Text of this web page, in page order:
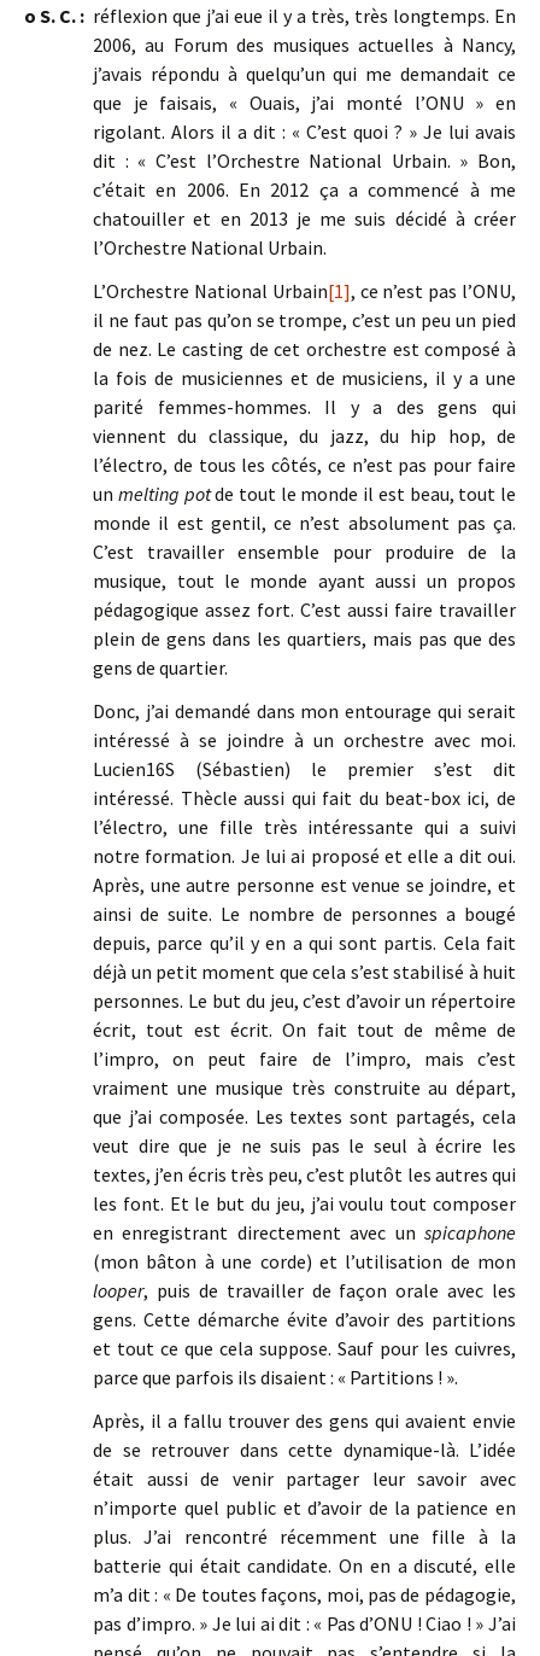
o S. C. : réflexion que j’ai eue il y a très, très longtemps. En
2006, au Forum des musiques actuelles à Nancy,
j’avais répondu à quelqu’un qui me demandait ce
que je faisais, « Ouais, j’ai monté l’ONU » en
rigolant. Alors il a dit : « C’est quoi ? » Je lui avais
dit : « C’est l’Orchestre National Urbain. » Bon,
c’était en 2006. En 2012 ça a commencé à me
chatouiller et en 2013 je me suis décidé à créer
l’Orchestre National Urbain.
L’Orchestre National Urbain[1], ce n’est pas l’ONU,
il ne faut pas qu’on se trompe, c’est un peu un pied
de nez. Le casting de cet orchestre est composé à
la fois de musiciennes et de musiciens, il y a une
parité femmes-hommes. Il y a des gens qui
viennent du classique, du jazz, du hip hop, de
l’électro, de tous les côtés, ce n’est pas pour faire
un melting potde tout le monde il est beau, tout le
monde il est gentil, ce n’est absolument pas ça.
C’est travailler ensemble pour produire de la
musique, tout le monde ayant aussi un propos
pédagogique assez fort. C’est aussi faire travailler
plein de gens dans les quartiers, mais pas que des
gens de quartier.
Donc, j’ai demandé dans mon entourage qui serait
intéressé à se joindre à un orchestre avec moi.
Lucien16S (Sébastien) le premier s’est dit
intéressé. Thècle aussi qui fait du beat-box ici, de
l’électro, une fille très intéressante qui a suivi
notre formation. Je lui ai proposé et elle a dit oui.
Après, une autre personne est venue se joindre, et
ainsi de suite. Le nombre de personnes a bougé
depuis, parce qu’il y en a qui sont partis. Cela fait
déjà un petit moment que cela s’est stabilisé à huit
personnes. Le but du jeu, c’est d’avoir un répertoire
écrit, tout est écrit. On fait tout de même de
l’impro, on peut faire de l’impro, mais c’est
vraiment une musique très construite au départ,
que j’ai composée. Les textes sont partagés, cela
veut dire que je ne suis pas le seul à écrire les
textes, j’en écris très peu, c’est plutôt les autres qui
les font. Et le but du jeu, j’ai voulu tout composer
en enregistrant directement avec un spicaphone
(mon bâton à une corde) et l’utilisation de mon
looper, puis de travailler de façon orale avec les
gens. Cette démarche évite d’avoir des partitions
et tout ce que cela suppose. Sauf pour les cuivres,
parce que parfois ils disaient : « Partitions ! ».
Après, il a fallu trouver des gens qui avaient envie
de se retrouver dans cette dynamique-là. L’idée
était aussi de venir partager leur savoir avec
n’importe quel public et d’avoir de la patience en
plus. J’ai rencontré récemment une fille à la
batterie qui était candidate. On en a discuté, elle
m’a dit : « De toutes façons, moi, pas de pédagogie,
pas d’impro. » Je lui ai dit : « Pas d’ONU ! Ciao ! » J’ai